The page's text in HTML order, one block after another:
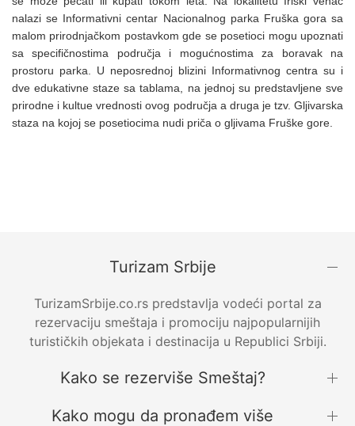
nalazi se Informativni centar Nacionalnog parka Fruška gora sa
malom prirodnjačkom postavkom gde se posetioci mogu upoznati
sa specifičnostima područja i mogućnostima za boravak na
prostoru parka. U neposrednoj blizini Informativnog centra su i
dve edukativne staze sa tablama, na jednoj su predstavljene sve
prirodne i kultue vrednosti ovog područja a druga je tzv. Gljivarska
staza na kojoj se posetiocima nudi priča o gljivama Fruške gore.
Turizam Srbije
TurizamSrbije.co.rs predstavlja vodeći portal za
rezervaciju smeštaja i promociju najpopularnijih
turističkih objekata i destinacija u Republici Srbiji.
Kako se rezerviše Smeštaj?
Kako mogu da pronađem više